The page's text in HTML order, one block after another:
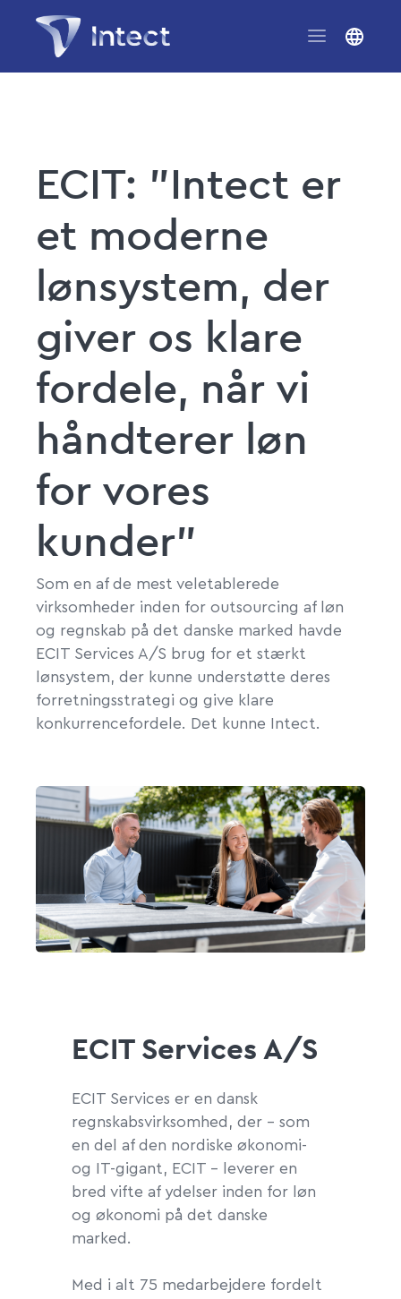
ECIT: ”Intect er
et moderne
lønsystem, der
giver os klare
fordele, når vi
håndterer løn
for vores
kunder”
Som en af de mest veletablerede
virksomheder inden for outsourcing af løn
og regnskab på det danske marked havde
ECIT Services A/S brug for et stærkt
lønsystem, der kunne understøtte deres
forretningsstrategi og give klare
konkurrencefordele. Det kunne Intect.
ECIT Services A/S
ECIT Services er en dansk
regnskabsvirksomhed, der – som
en del af den nordiske økonomi-
og IT-gigant, ECIT – leverer en
bred vifte af ydelser inden for løn
og økonomi på det danske
marked.
Med i alt 75 medarbejdere fordelt